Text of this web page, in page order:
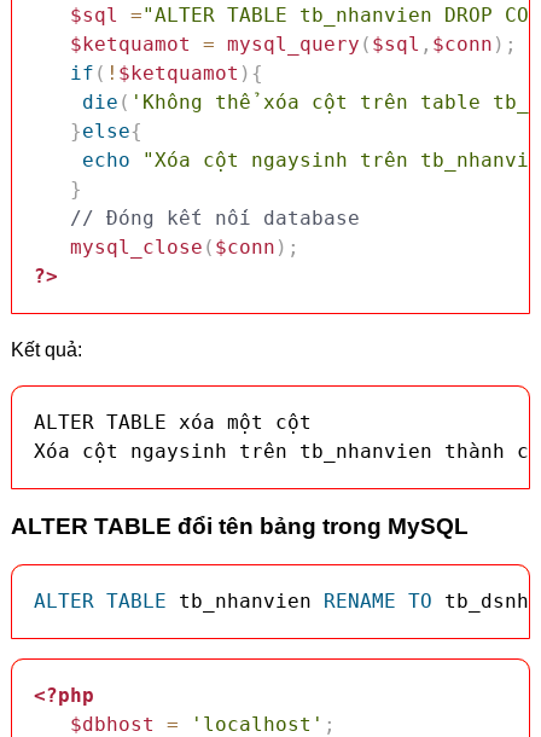
$sql
="ALTER TABLE tb_nhanvien DROP
$ketquamot
= mysql_query ( $sql , $conn ) ;
if ( ! $ketquamot ) {
die ( 'Không thể xóa cột trên table
}else{
echo
"Xóa cột ngaysinh trên
}
// Đóng kết nối database
mysql_close ( $conn ) ;
?>
Kết quả:
ALTER TABLE xóa một cột
Xóa cột ngaysinh trên tb_nhanvien thành
ALTER TABLE đổi tên bảng trong MySQL
ALTER TABLE tb_nhanvien RENAME TO
<?php
$dbhost
= 'localhost' ;